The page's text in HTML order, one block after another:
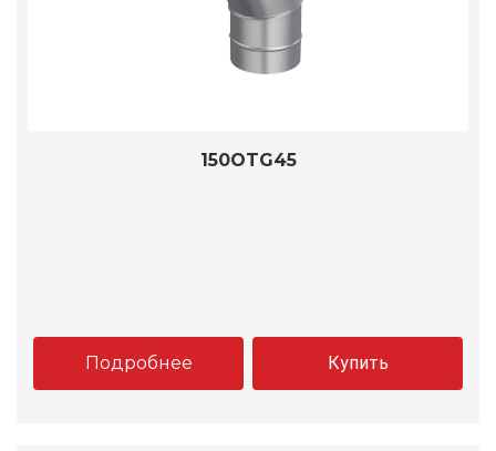
150OTG45
Подробнее Купить